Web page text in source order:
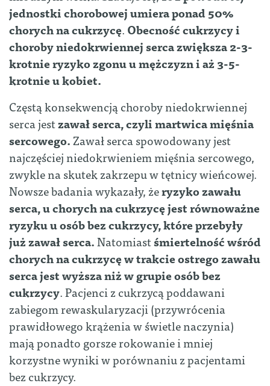
jednostki chorobowej umiera ponad 50%
chorych na cukrzycę.Obecność cukrzycy i
choroby niedokrwiennej serca zwiększa 2-3-
krotnie ryzyko zgonu u mężczyzn i aż 3-5-
krotnie u kobiet.
Częstą konsekwencją choroby niedokrwiennej
serca jestzawał serca, czyli martwica mięśnia
sercowego.Zawał serca spowodowany jest
najczęściej niedokrwieniem mięśnia sercowego,
zwykle na skutek zakrzepu w tętnicy wieńcowej.
Nowsze badania wykazały, żeryzyko zawału
serca, u chorych na cukrzycę jest równoważne
ryzyku u osób bez cukrzycy, które przebyły
już zawał serca.Natomiastśmiertelność wśród
chorych na cukrzycę w trakcie ostrego zawału
serca jest wyższa niż w grupie osób bez
cukrzycy. Pacjenci z cukrzycą poddawani
zabiegom rewaskularyzacji (przywrócenia
prawidłowego krążenia w świetle naczynia)
mają ponadto gorsze rokowanie i mniej
korzystne wyniki w porównaniu z pacjentami
bez cukrzycy.